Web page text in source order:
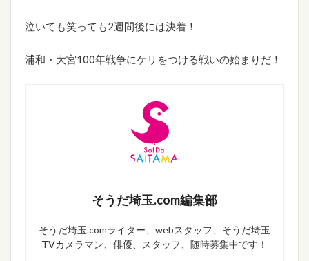
泣いても笑っても2週間後には決着！
浦和・大宮100年戦争にケリをつける戦いの始まりだ！
そうだ埼玉.com編集部
そうだ埼玉.comライター、webスタッフ、そうだ埼玉
TVカメラマン、俳優、スタッフ、随時募集中です！